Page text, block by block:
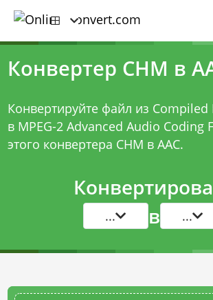
Конвертер CHM в
Конвертируйте файл из Compiled
в MPEG-2 Advanced Audio
этого конвертера CHM в AAC.
... в ...